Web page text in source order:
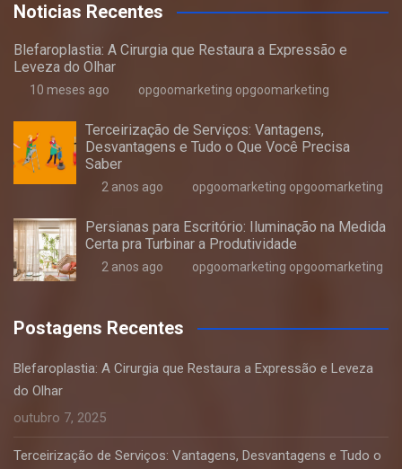
Noticias Recentes
Blefaroplastia: A Cirurgia que Restaura a Expressão e
Leveza do Olhar
10 meses ago opgoomarketing opgoomarketing
Terceirização de Serviços: Vantagens,
Desvantagens e Tudo o Que Você Precisa
Saber
2 anos ago opgoomarketing opgoomarketing
Persianas para Escritório: Iluminação na Medida
Certa pra Turbinar a Produtividade
2 anos ago opgoomarketing opgoomarketing
Postagens Recentes
Blefaroplastia: A Cirurgia que Restaura a Expressão e Leveza
do Olhar
outubro 7, 2025
Terceirização de Serviços: Vantagens, Desvantagens e Tudo o